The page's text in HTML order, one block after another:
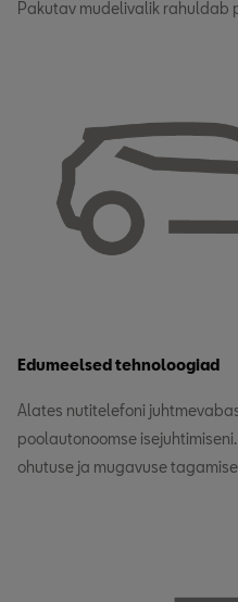
Pakutav mudelivalik rahuldab
Edumeelsed tehnoloogiad
Alates nutitelefoni
poolautonoomse
ohutuse ja mugavuse